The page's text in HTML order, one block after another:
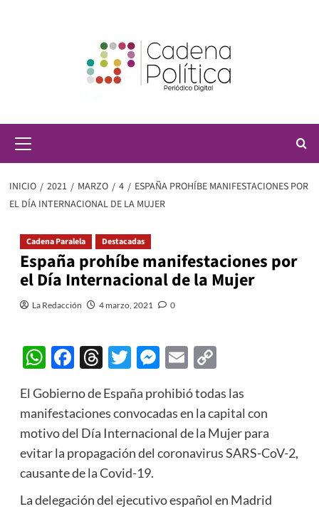
principal
INICIO 2021 MARZO 4
ESPAÑA PROHÍBE MANIFESTACIONES POR
EL DÍA INTERNACIONAL DE LA MUJER
Cadena Paralela Destacadas
España prohíbe manifestaciones por
el Día Internacional de la Mujer
La Redacción 4 marzo, 2021 0
WhatsApp
Facebook
Threads
Twitter
Messenger
EmailCopy
El Gobierno de España prohibió todas las
manifestaciones convocadas en la capital con
motivo del Día Internacional de la Mujer para
evitar la propagación del coronavirus SARS-CoV-2,
causante de la Covid-19.
La delegación del ejecutivo español en Madrid